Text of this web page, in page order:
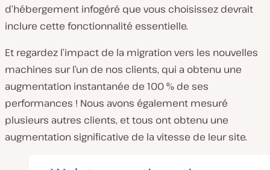
d’hébergement infogéré que vous choisissez devrait
inclure cette fonctionnalité essentielle.
Et regardez l’impact de la migration vers les nouvelles
machines sur l’un de nos clients, qui a obtenu une
augmentation instantanée de 100 % de ses
performances ! Nous avons également mesuré
plusieurs autres clients, et tous ont obtenu une
augmentation significative de la vitesse de leur site.